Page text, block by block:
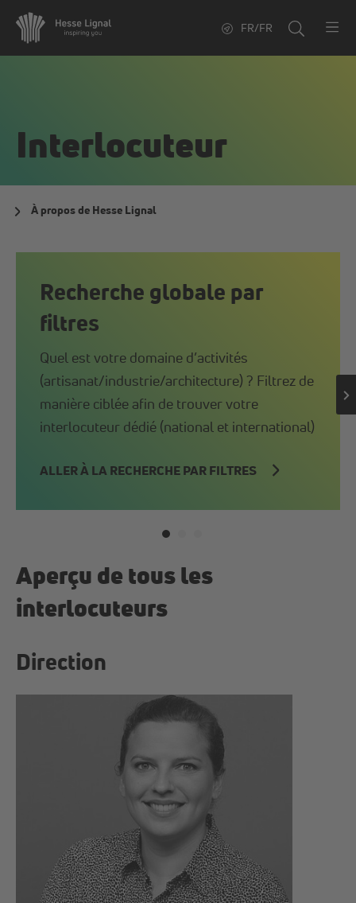
FR/FR
Interlocuteur
À propos de Hesse Lignal
Recherche globale par
filtres
Quel est votre domaine d’activités
(artisanat/industrie/architecture) ? Filtrez de
manière ciblée afin de trouver votre
interlocuteur dédié (national et international)
ALLER À LA RECHERCHE PAR FILTRES
Aperçu de tous les
interlocuteurs
Direction